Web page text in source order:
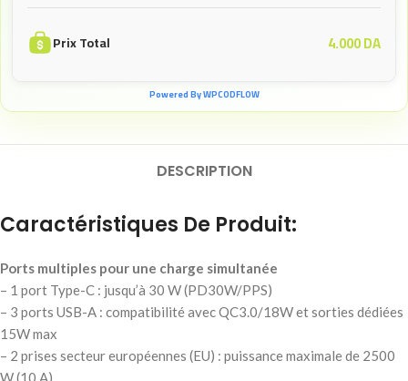
Prix Total 4.000DA
Powered By WPCODFLOW
DESCRIPTION
Caractéristiques De Produit:
Ports multiples pour une charge simultanée
– 1 port Type-C : jusqu’à 30 W (PD30W/PPS)
– 3 ports USB-A : compatibilité avec QC3.0/18W et sorties dédiées
15W max
– 2 prises secteur européennes (EU) : puissance maximale de 2500
W (10 A)